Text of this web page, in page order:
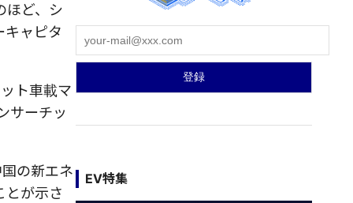
ほど、シ
キャピタ
ト車載マ
サーチッ
の新エネ
とが示さ
EV特集